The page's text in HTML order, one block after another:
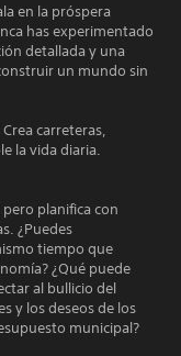
en la próspera
has experimentado
detallada y una
un mundo sin
carreteras,
la vida diaria.
planifica con
¿Puedes
tiempo que
¿Qué puede
al bullicio del
y los deseos de los
municipal?